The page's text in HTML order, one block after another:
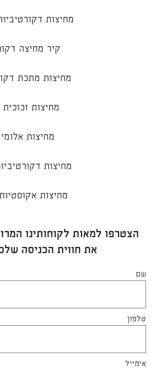
מחיצות
קיר מחיצה
מחיצות מתכת
מחיצות
מחיצות
מחיצות
מחיצות
הצטרפו למאות לקוחותינו
את חווית הכניסה
שם
טלפון
אימייל